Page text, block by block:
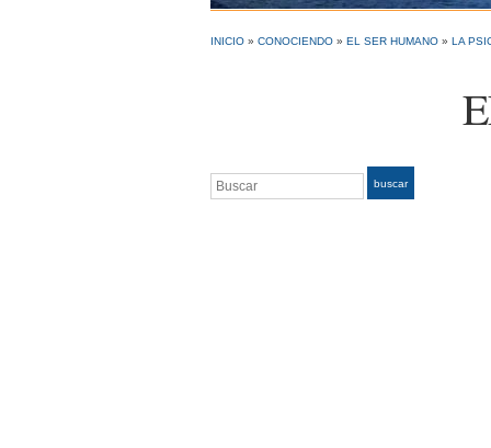
INICIO » CONOCIENDO » EL SER HUMANO » LA
Buscar buscar